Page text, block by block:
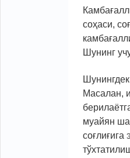
соҳаси,
Шунинг
Масалан,
муайян